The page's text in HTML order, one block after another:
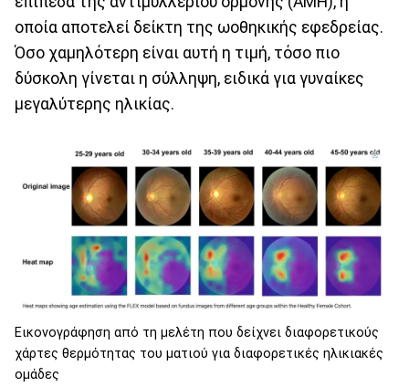
οποία αποτελεί δείκτη της ωοθηκικής εφεδρείας.
Όσο χαμηλότερη είναι αυτή η τιμή, τόσο πιο
δύσκολη γίνεται η σύλληψη, ειδικά για γυναίκες
μεγαλύτερης ηλικίας.
Εικονογράφηση από τη μελέτη που δείχνει διαφορετικούς
χάρτες θερμότητας του ματιού για διαφορετικές ηλικιακές
ομάδες